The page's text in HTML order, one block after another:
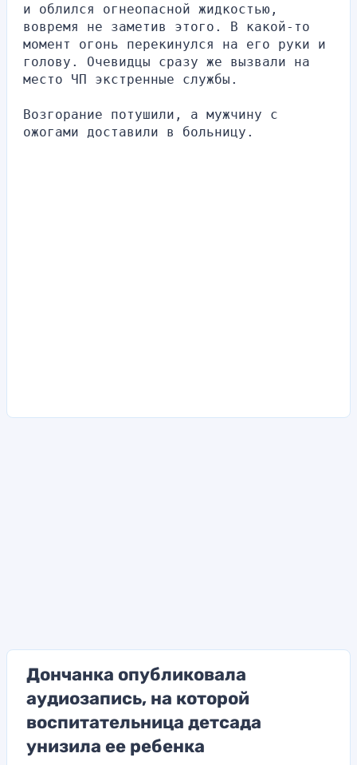
и облился огнеопасной жидкостью,
вовремя не заметив этого. В какой-то
момент огонь перекинулся на его руки и
голову. Очевидцы сразу же вызвали на
место ЧП экстренные службы.
Возгорание потушили, а мужчину с
ожогами доставили в больницу.
Дончанка опубликовала
аудиозапись, на которой
воспитательница детсада
унизила ее ребенка